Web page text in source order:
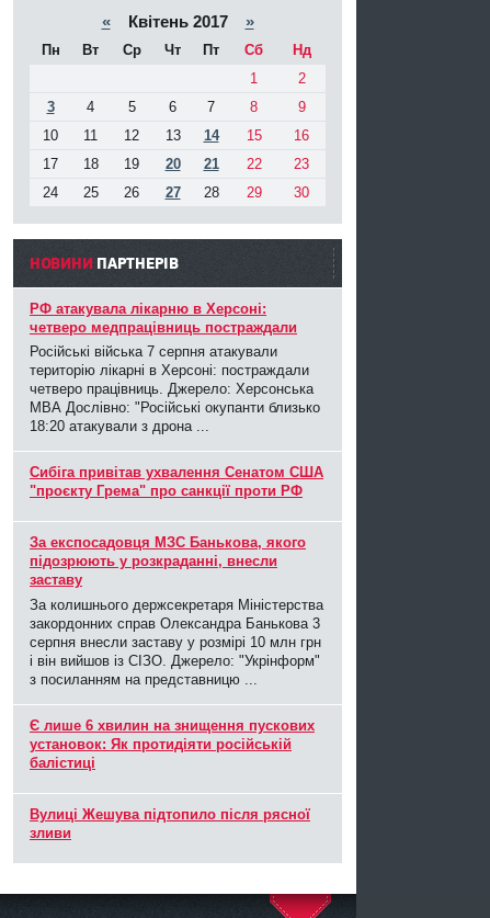
«Квітень 2017 »
Пн Вт Ср Чт Пт Сб
Нд
1
2
3
4 5 6 7 8
9
10
11 12 13 14 15
16
17
18 19 20 21 22
23
24
25 26 27 28 29 30
НОВИНИПАРТНЕРIВ
РФ атакувала лікарню в Херсоні:
четверо медпрацівниць постраждали
Російські війська 7 серпня атакували
територію лікарні в Херсоні: постраждали
четверо працівниць. Джерело: Херсонська
МВА Дослівно: "Російські окупанти близько
18:20 атакували з дрона ...
Cибіга привітав ухвалення Сенатом США
"проєкту Грема" про санкції проти РФ
За експосадовця МЗС Банькова, якого
підозрюють у розкраданні, внесли
заставу
За колишнього держсекретаря Міністерства
закордонних справ Олександра Банькова 3
серпня внесли заставу у розмірі 10 млн грн
і він вийшов із СІЗО. Джерело: "Укрінформ"
з посиланням на представницю ...
Є лише 6 хвилин на знищення пускових
установок: Як протидіяти російській
балістиці
Вулиці Жешува підтопило після рясної
зливи